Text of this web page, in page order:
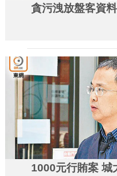
貪污洩放盤客資
1000元行賄案 城